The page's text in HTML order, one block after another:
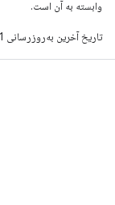
وابسته به آن است.
تاریخ آخرین به‌روزرسانی 2021-12-18 به‌وقت ساعت هماهنگ جهانی.